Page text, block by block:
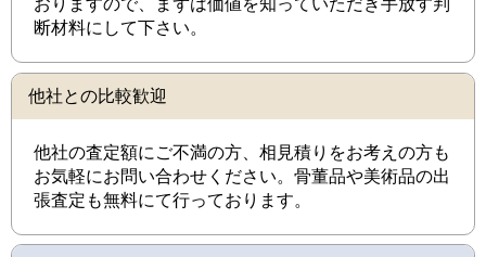
おりますので、まずは価値を知っていただき手放す判
断材料にして下さい。
他社との比較歓迎
他社の査定額にご不満の方、相見積りをお考えの方も
お気軽にお問い合わせください。骨董品や美術品の出
張査定も無料にて行っております。